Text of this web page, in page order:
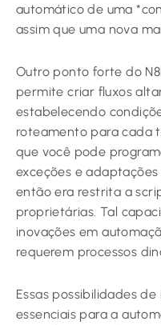
automático de uma
assim que uma nova
Outro ponto forte do
permite criar fluxos
estabelecendo
roteamento para cada
que você pode
exceções e
então era restrita a
proprietárias. Tal
inovações em
requerem processos
Essas possibilidades
essenciais para a